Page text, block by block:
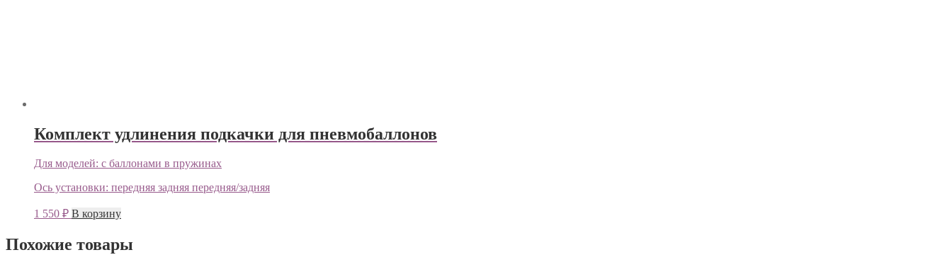
Комплект удлинения подкачки для пневмобаллонов
Для моделей: с баллонами в пружинах
Ось установки: передняя задняя передняя/задняя
1 550 ₽ В корзину
Похожие товары